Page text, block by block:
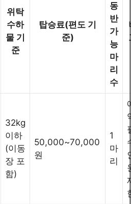
위탁
수하
물 기
준
탑승료(편도 기
준)
동
반
가
능
마
리
수
32kg
이하
(이동
장 포
함)
50,000~70,000
원
1
마
리